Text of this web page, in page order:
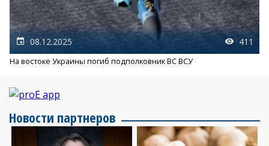
08.12.2025 411
На востоке Украины погиб подполковник ВС ВСУ
Новости партнеров